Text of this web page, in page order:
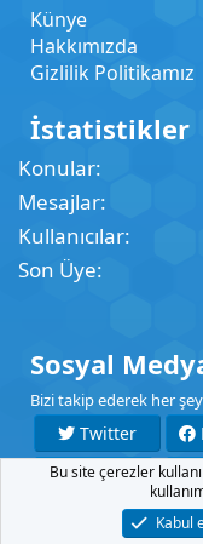
Künye
Hakkımızda
Gizlilik Politikamız
İstatistikler
Konular
Mesajlar
Kullanıcılar
Son Üye
Sosyal
Bizi takip ederek her
Twitter
YouTube
Şartlar Gizlilik
Bu site çerezler
Kabul